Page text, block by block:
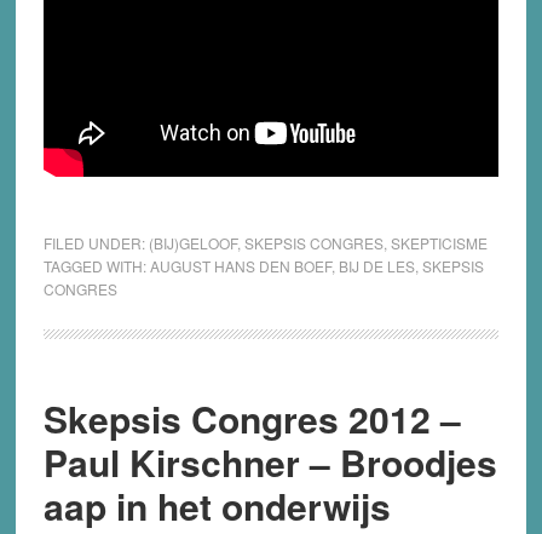
FILED UNDER: (BIJ)GELOOF, SKEPSIS CONGRES, SKEPTICISME
TAGGED WITH:AUGUST HANS DEN BOEF, BIJ DE LES, SKEPSIS
CONGRES
Skepsis Congres 2012 –
Paul Kirschner – Broodjes
aap in het onderwijs